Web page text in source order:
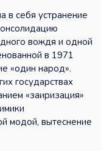
в себя устранение
вождя и одной
в 1971
«один народ».
государствах
«заиризация»
модой, вытеснение